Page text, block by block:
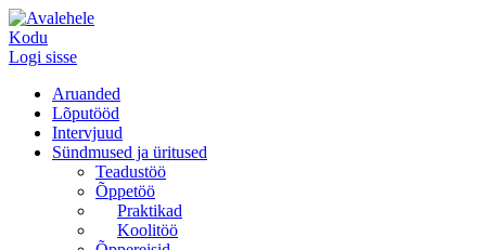
Kodu
Logi sisse
Aruanded
Lõputööd
Intervjuud
Sündmused ja üritused
Teadustöö
Õppetöö
Praktikad
Koolitöö